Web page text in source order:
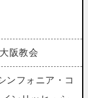
阪教会
フォニア・コ